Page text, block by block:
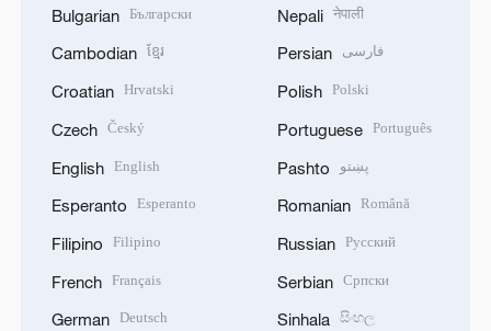
Bulgarian Български
Cambodian ខ្មែរ
Croatian Hrvatski
Czech Český
English English
Esperanto Esperanto
Filipino Filipino
French Français
German Deutsch
Nepali नेपाली
Persian فارسی
Polish Polski
Portuguese Português
Pashto پښتو
Romanian Română
Russian Русский
Serbian Српски
Sinhala සිංහල